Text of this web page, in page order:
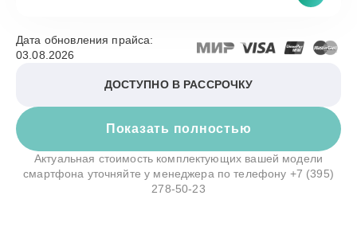
Показать полностью
Дата обновления прайса:
03.08.2026
ДОСТУПНО В РАССРОЧКУ
Актуальная стоимость комплектующих вашей модели
смартфона уточняйте у менеджера по телефону +7 (395)
278-50-23